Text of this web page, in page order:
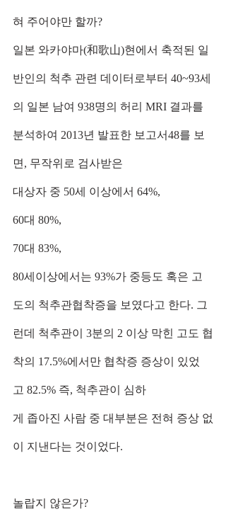
혀 주어야만 할까?
일본 와카야마(和歌山)현에서 축적된 일
반인의 척추 관련 데이터로부터 40~93세
의 일본 남여 938명의 허리 MRI 결과를
분석하여 2013년 발표한 보고서48를 보
면, 무작위로 검사받은
대상자 중 50세 이상에서 64%,
60대 80%,
70대 83%,
80세이상에서는 93%가 중등도 혹은 고
도의 척추관협착증을 보였다고 한다. 그
런데 척추관이 3분의 2 이상 막힌 고도 협
착의 17.5%에서만 협착증 증상이 있었
고 82.5% 즉, 척추관이 심하
게 좁아진 사람 중 대부분은 전혀 증상 없
이 지낸다는 것이었다.
놀랍지 않은가?